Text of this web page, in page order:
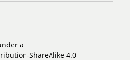
a
ShareAlike 4.0